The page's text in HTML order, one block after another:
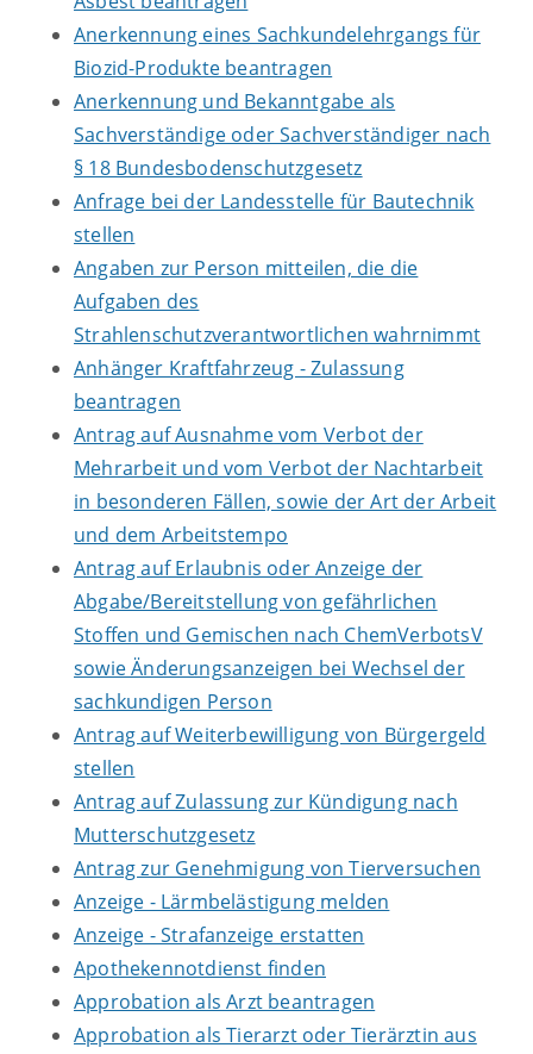
Anerkennung eines Sachkundelehrgangs für
Biozid-Produkte beantragen
Anerkennung und Bekanntgabe als
Sachverständige oder Sachverständiger nach
§ 18 Bundesbodenschutzgesetz
Anfrage bei der Landesstelle für Bautechnik
stellen
Angaben zur Person mitteilen, die die
Aufgaben des
Strahlenschutzverantwortlichen wahrnimmt
Anhänger Kraftfahrzeug - Zulassung
beantragen
Antrag auf Ausnahme vom Verbot der
Mehrarbeit und vom Verbot der Nachtarbeit
in besonderen Fällen, sowie der Art der Arbeit
und dem Arbeitstempo
Antrag auf Erlaubnis oder Anzeige der
Abgabe/Bereitstellung von gefährlichen
Stoffen und Gemischen nach ChemVerbotsV
sowie Änderungsanzeigen bei Wechsel der
sachkundigen Person
Antrag auf Weiterbewilligung von Bürgergeld
stellen
Antrag auf Zulassung zur Kündigung nach
Mutterschutzgesetz
Antrag zur Genehmigung von Tierversuchen
Anzeige - Lärmbelästigung melden
Anzeige - Strafanzeige erstatten
Apothekennotdienst finden
Approbation als Arzt beantragen
Approbation als Tierarzt oder Tierärztin aus